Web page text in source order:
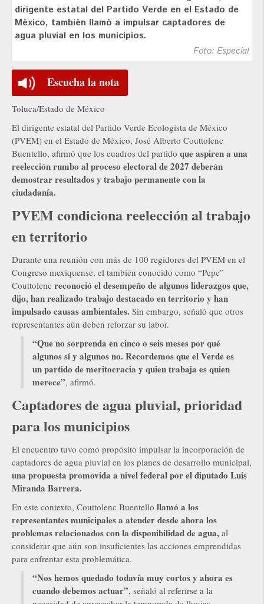
dirigente estatal del Partido Verde en el Estado de
México, también llamó a impulsar captadores de
agua pluvial en los municipios.
Foto: Especial
Escucha la nota
Toluca/Estado de México
El dirigente estatal del Partido Verde Ecologista de México
(PVEM) en el Estado de México, José Alberto Couttolenc
Buentello, afirmó que los cuadros del partido que aspiren a una
reelección rumbo al proceso electoral de 2027 deberán
demostrar resultados y trabajo permanente con la
ciudadanía.
PVEM condiciona reelección al trabajo
en territorio
Durante una reunión con más de 100 regidores del PVEM en el
Congreso mexiquense, el también conocido como “Pepe”
Couttolenc reconoció el desempeño de algunos liderazgos que,
dijo, han realizado trabajo destacado en territorio y han
impulsado causas ambientales. Sin embargo, señaló que otros
representantes aún deben reforzar su labor.
“Que no sorprenda en cinco o seis meses por qué
algunos sí y algunos no. Recordemos que el Verde es
un partido de meritocracia y quien trabaja es quien
merece”, afirmó.
Captadores de agua pluvial, prioridad
para los municipios
El encuentro tuvo como propósito impulsar la incorporación de
captadores de agua pluvial en los planes de desarrollo municipal,
una propuesta promovida a nivel federal por el diputado Luis
Miranda Barrera.
En este contexto, Couttolenc Buentello llamó a los
representantes municipales a atender desde ahora los
problemas relacionados con la disponibilidad de agua, al
considerar que aún son insuficientes las acciones emprendidas
para enfrentar esta problemática.
“Nos hemos quedado todavía muy cortos y ahora es
cuando debemos actuar”, señaló al referirse a la